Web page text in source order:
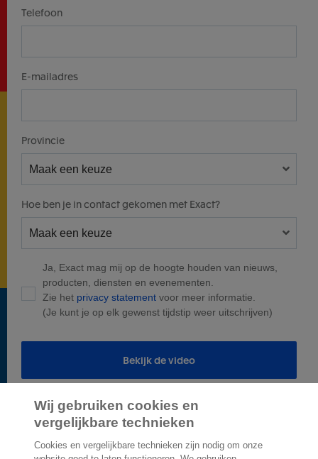
Telefoon
E-mailadres
Provincie
Hoe ben je in contact gekomen met Exact?
Ja, Exact mag mij op de hoogte houden van nieuws,
producten, diensten en evenementen.
Zie het privacy statement voor meer informatie.
(Je kunt je op elk gewenst tijdstip weer uitschrijven)
Bekijk de video
Wij gebruiken cookies en
vergelijkbare technieken
Cookies en vergelijkbare technieken zijn nodig om onze